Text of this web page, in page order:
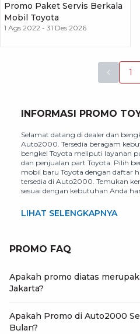
Promo Paket Servis Berkala
Mobil Toyota
1 Ags 2022 - 31 Des 2026
1
INFORMASI PROMO
Selamat datang di dealer dan
Auto2000. Tersedia beragam
bengkel Toyota meliputi layanan
dan penjualan part Toyota. Pilih
mobil baru Toyota dengan daftar
tersedia di Auto2000. Temukan
sesuai dengan kebutuhan Anda
LIHAT SELENGKAPNYA
PROMO FAQ
Apakah promo diatas
Jakarta?
Apakah Promo di Auto2000
Bulan?